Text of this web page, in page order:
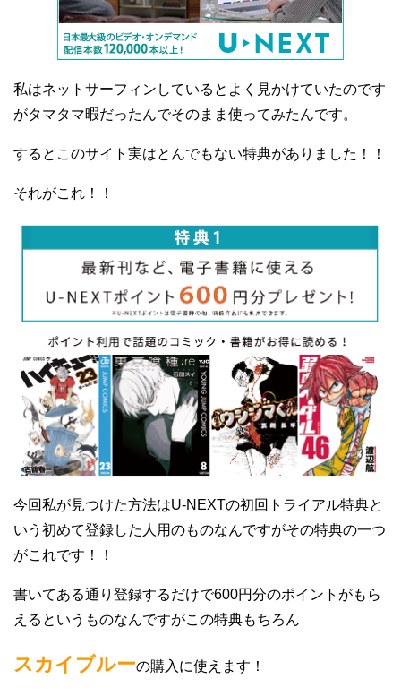
私はネットサーフィンしているとよく見かけていたのです
がタマタマ暇だったんでそのまま使ってみたんです。
するとこのサイト実はとんでもない特典がありました！！
それがこれ！！
今回私が見つけた方法はU-NEXTの初回トライアル特典と
いう初めて登録した人用のものなんですがその特典の一つ
がこれです！！
書いてある通り登録するだけで600円分のポイントがもら
えるというものなんですがこの特典もちろん
スカイブルーの購入に使えます！